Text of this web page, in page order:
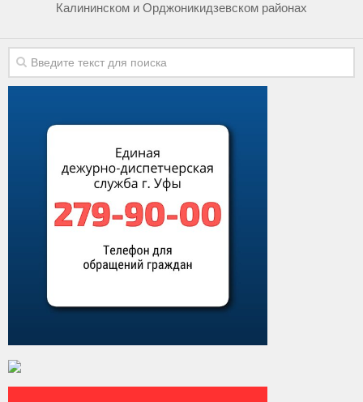
Калининском и Орджоникидзевском районах